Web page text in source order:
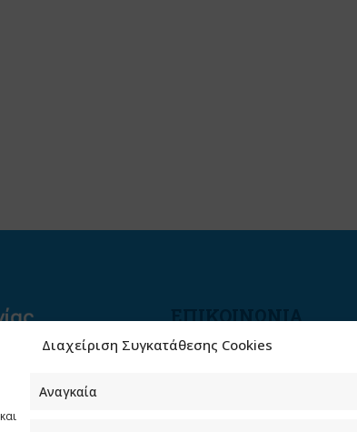
Διαχείριση Συγκατάθεσης Cookies
και
Αναγκαία
ΕΠΙΚΟΙΝΩΝΙΑ
Φραγκούδη 11 & Αλεξάνδρου